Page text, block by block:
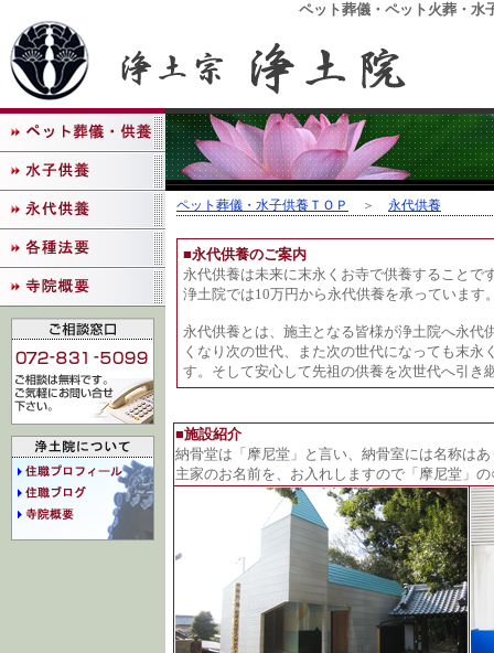
ペット葬儀・ペット火葬・水
ペット葬儀・水子供養ＴＯＰ ＞ 永代供養
■永代供養のご案内
永代供養は未来に末永くお寺で供養することで
浄土院では10万円から永代供養を承っています
永代供養とは、施主となる皆様が浄土院へ永代
くなり次の世代、また次の世代になっても末
す。そして安心して先祖の供養を次世代へ引き
■施設紹介
納骨堂は「摩尼堂」と言い、納骨室には名称は
主家のお名前を、お入れしますので「摩尼堂」